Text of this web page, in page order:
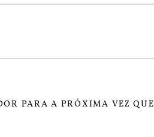
PARA A PRÓXIMA VEZ QUE